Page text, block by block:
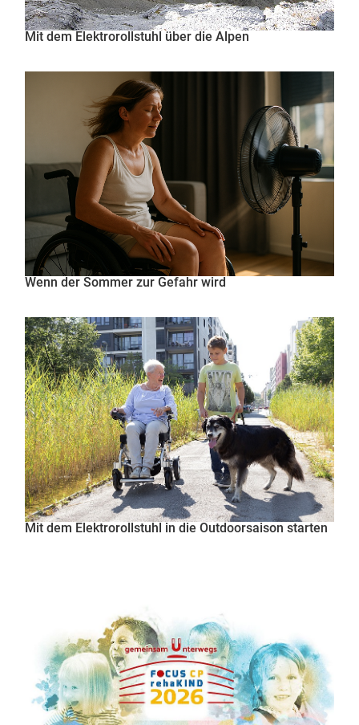
Mit dem Elektrorollstuhl über die Alpen
Wenn der Sommer zur Gefahr wird
Mit dem Elektrorollstuhl in die Outdoorsaison starten